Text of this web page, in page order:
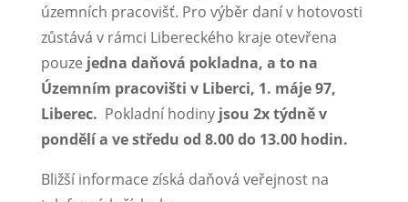
územních pracovišť. Pro výběr daní v hotovosti
zůstává v rámci Libereckého kraje otevřena
pouze jedna daňová pokladna, a to na
Územním pracovišti v Liberci, 1. máje 97,
Liberec. Pokladní hodiny jsou 2x týdně v
pondělí a ve středu od 8.00 do 13.00 hodin.
Bližší informace získá daňová veřejnost na